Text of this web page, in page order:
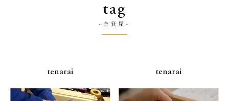
tag
-唐箕屋-
tenarai tenarai